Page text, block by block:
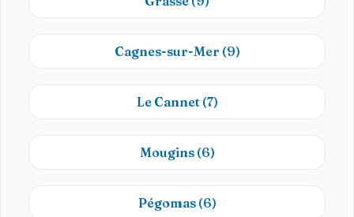
Cagnes-sur-Mer (9)
Le Cannet (7)
Mougins (6)
Pégomas (6)